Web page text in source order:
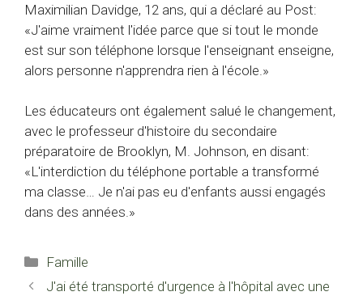
Maximilian Davidge, 12 ans, qui a déclaré au Post:
«J'aime vraiment l'idée parce que si tout le monde
est sur son téléphone lorsque l'enseignant enseigne,
alors personne n'apprendra rien à l'école.»
Les éducateurs ont également salué le changement,
avec le professeur d'histoire du secondaire
préparatoire de Brooklyn, M. Johnson, en disant:
«L'interdiction du téléphone portable a transformé
ma classe… Je n'ai pas eu d'enfants aussi engagés
dans des années.»
Catégories
Famille
J'ai été transporté d'urgence à l'hôpital avec une